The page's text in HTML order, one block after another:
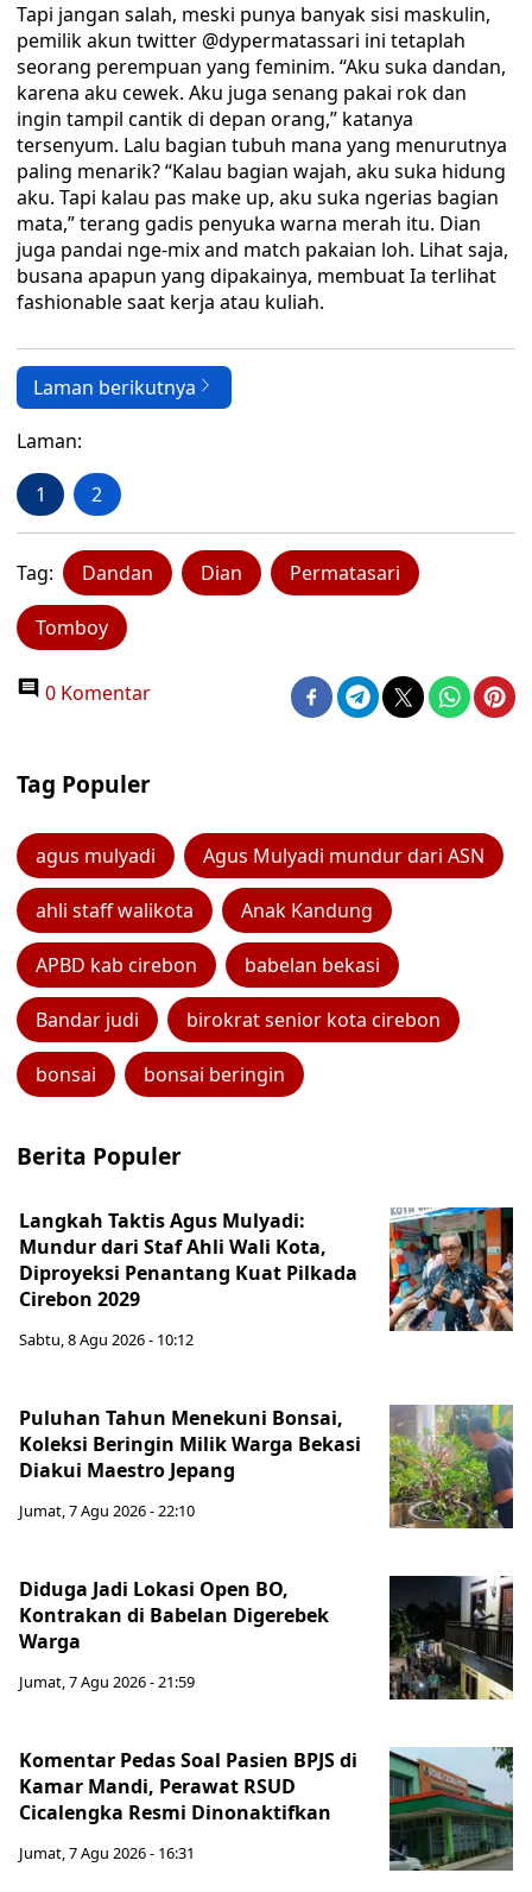
Tapi jangan salah, meski punya banyak sisi maskulin,
pemilik akun twitter @dypermatassari ini tetaplah
seorang perempuan yang feminim. “Aku suka dandan,
karena aku cewek. Aku juga senang pakai rok dan
ingin tampil cantik di depan orang,” katanya
tersenyum. Lalu bagian tubuh mana yang menurutnya
paling menarik? “Kalau bagian wajah, aku suka hidung
aku. Tapi kalau pas make up, aku suka ngerias bagian
mata,” terang gadis penyuka warna merah itu. Dian
juga pandai nge-mix and match pakaian loh. Lihat saja,
busana apapun yang dipakainya, membuat Ia terlihat
fashionable saat kerja atau kuliah.
Laman berikutnya
Laman:
1 2
Tag: Dandan Dian Permatasari
Tomboy
0 Komentar
Tag Populer
agus mulyadi Agus Mulyadi mundur dari ASN
ahli staff walikota Anak Kandung
APBD kab cirebon babelan bekasi
Bandar judi birokrat senior kota cirebon
bonsai bonsai beringin
Berita Populer
Langkah Taktis Agus Mulyadi:
Mundur dari Staf Ahli Wali Kota,
Diproyeksi Penantang Kuat Pilkada
Cirebon 2029
Sabtu, 8 Agu 2026 - 10:12
Puluhan Tahun Menekuni Bonsai,
Koleksi Beringin Milik Warga Bekasi
Diakui Maestro Jepang
Jumat, 7 Agu 2026 - 22:10
Diduga Jadi Lokasi Open BO,
Kontrakan di Babelan Digerebek
Warga
Jumat, 7 Agu 2026 - 21:59
Komentar Pedas Soal Pasien BPJS di
Kamar Mandi, Perawat RSUD
Cicalengka Resmi Dinonaktifkan
Jumat, 7 Agu 2026 - 16:31